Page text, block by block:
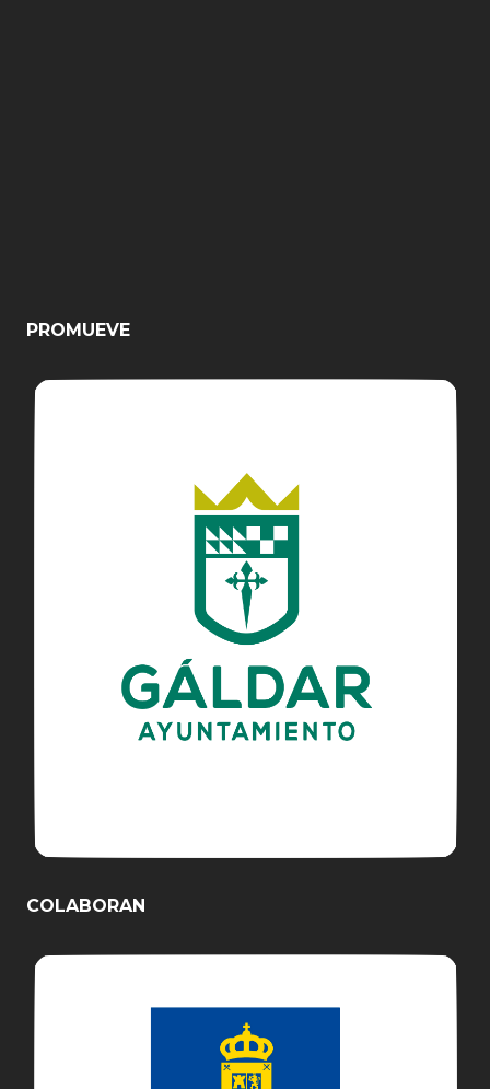
PROMUEVE
COLABORAN